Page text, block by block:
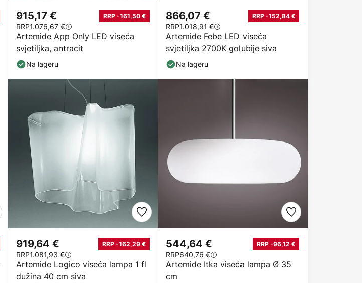
Artemide App Only LED viseća
svjetiljka, antracit
915,17 € RRP -161,50 €
RRP1.076,67 €
Na lageru
Artemide Febe LED viseća
svjetiljka 2700K golubije siva
866,07 € RRP -152,84 €
RRP1.018,91 €
Na lageru
Artemide Logico viseća lampa 1 fl
dužina 40 cm siva
919,64 € RRP -162,29 €
RRP1.081,93 €
Artemide Itka viseća lampa Ø 35
cm
544,64 € RRP -96,12 €
RRP640,76 €